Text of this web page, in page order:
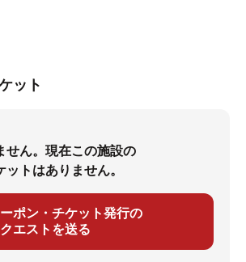
ット
せん。現在この施設の
トはありません。
ポン・チケット発行の
エストを送る